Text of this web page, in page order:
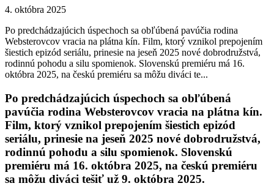
4. októbra 2025
Po predchádzajúcich úspechoch sa obľúbená pavúčia rodina
Websterovcov vracia na plátna kín. Film, ktorý vznikol prepojením
šiestich epizód seriálu, prinesie na jeseň 2025 nové dobrodružstvá,
rodinnú pohodu a silu spomienok. Slovenskú premiéru má 16.
októbra 2025, na českú premiéru sa môžu diváci te...
Po predchádzajúcich úspechoch sa obľúbená
pavúčia rodina Websterovcov vracia na plátna kín.
Film, ktorý vznikol prepojením šiestich epizód
seriálu, prinesie na jeseň 2025 nové dobrodružstvá,
rodinnú pohodu a silu spomienok. Slovenskú
premiéru má 16. októbra 2025, na českú premiéru
sa môžu diváci tešiť už 9. októbra 2025.